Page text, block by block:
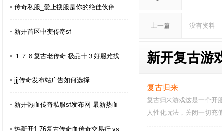
传奇私服_爱上搜服是你的绝佳伙伴
新开首区中变传奇sf
１７６复古老传奇 极品╋３好服难找
jjj传奇发布站广告如何选择
新开热血传奇私服sf发布网 最新热血
热新开1 76复古传奇血传奇交易行 vs
上一篇 没有资料
新开复古游
复古归来
复古归来游戏这是一个开
人性化玩法，关闭一切充